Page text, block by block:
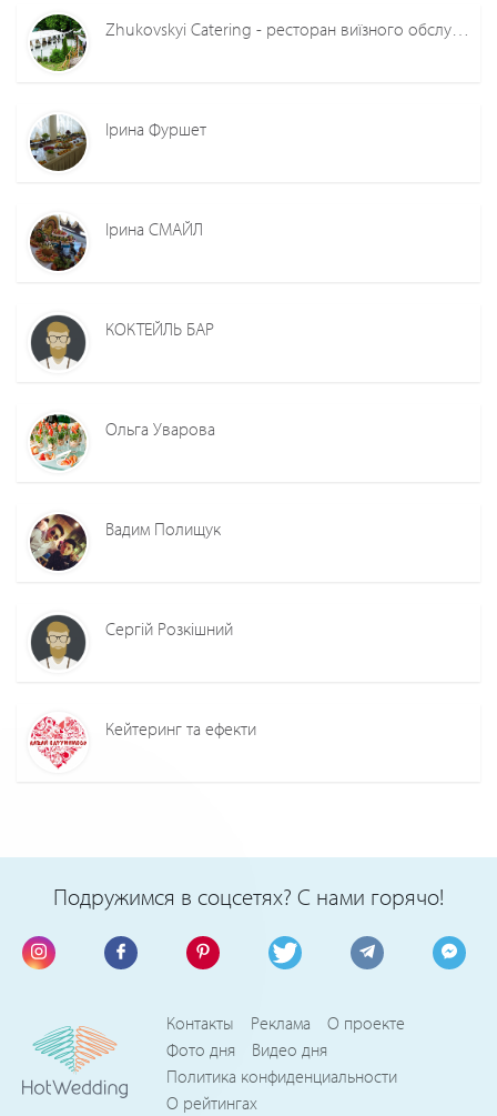
Ірина Фуршет
Ірина СМАЙЛ
КОКТЕЙЛЬ БАР
Ольга Уварова
Вадим Полищук
Сергій Розкішний
Кейтеринг та ефекти
Подружимся в соцсетях? С нами горячо!
Контакты Реклама
О проекте
Фото дня
Видео дня
Политика конфиденциальности
О рейтингах